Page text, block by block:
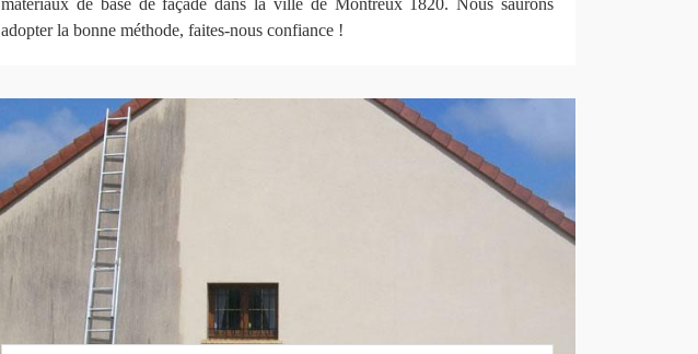
matériaux de base de façade dans la ville de Montreux 1820. Nous saurons
adopter la bonne méthode, faites-nous confiance !